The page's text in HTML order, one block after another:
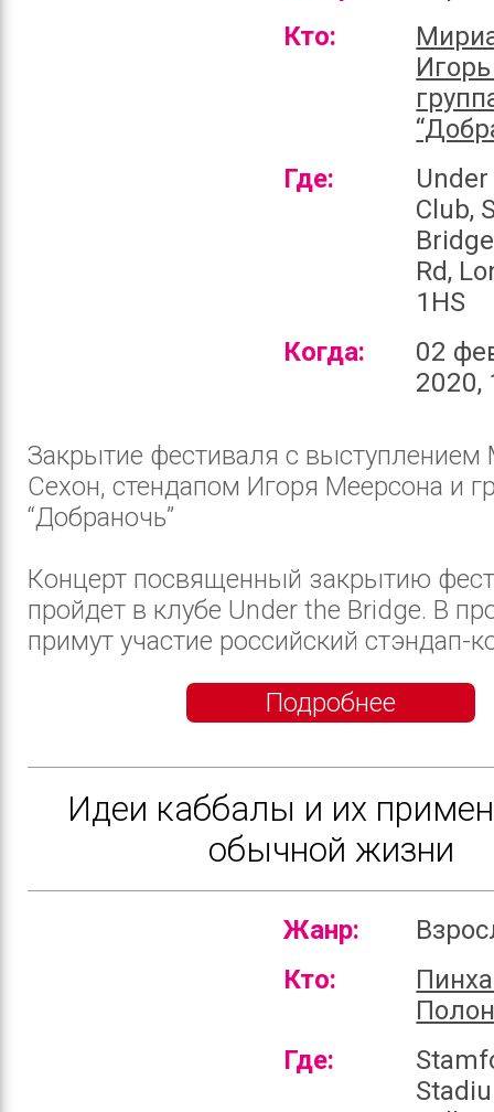
Кто:
Где:
Club,
Rd,
1HS
Когда:
02
2020,
Закрытие фестиваля с
Сехон, стендапом Игоря Меерсона и
“Добраночь”
Концерт посвященный закрытию
пройдет в клубе Under the Bridge. В
примут участие российский стэндап-
Подробнее
Идеи каббалы и их
обычной жизни
Жанр:
Кто:
Где: